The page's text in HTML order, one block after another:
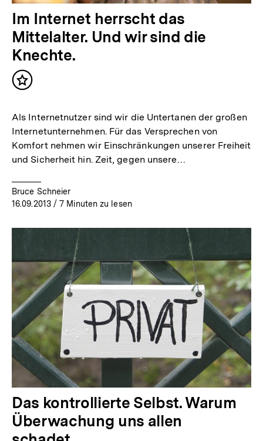
Im Internet herrscht das
Mittelalter. Und wir sind die
Knechte.
Inhalt
Als Internetnutzer sind wir die Untertanen der großen
Internetunternehmen. Für das Versprechen von
Komfort nehmen wir Einschränkungen unserer Freiheit
und Sicherheit hin. Zeit, gegen unsere…
Bruce Schneier
16.09.2013/ 7 Minuten zu lesen
Das kontrollierte Selbst. Warum
Überwachung uns allen